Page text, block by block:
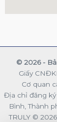
© 2026 -
Giấy
Cơ quan
Địa chỉ đăng ký
Bình, Thành
TRULY ©